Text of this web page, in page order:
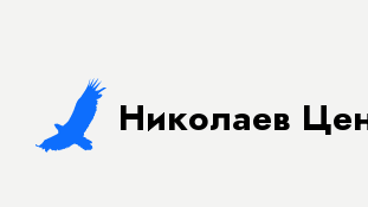
Николаев